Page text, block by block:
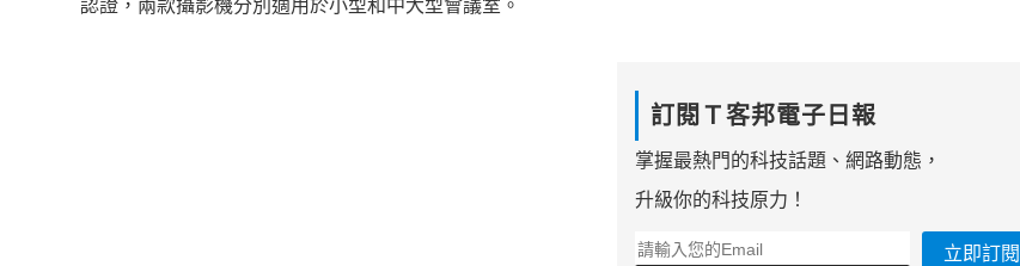
認證，兩款攝影機分別適用於小型和中大型會議室。
訂閱Ｔ客邦電子日報
掌握最熱門的科技話題、網路動態，
升級你的科技原力！
立即訂閱